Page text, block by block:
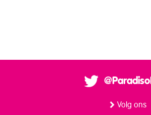
Volg ons